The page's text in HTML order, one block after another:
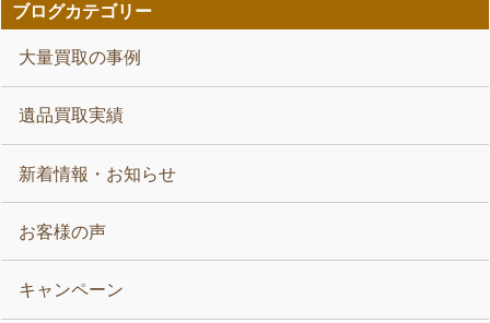
ブログカテゴリー
大量買取の事例
遺品買取実績
新着情報・お知らせ
お客様の声
キャンペーン